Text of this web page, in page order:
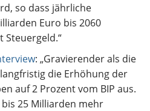
so dass jährliche
Euro bis 2060
Steuergeld.“
: „Gravierender als die
die Erhöhung der
auf 2 Prozent vom BIP aus.
25 Milliarden mehr